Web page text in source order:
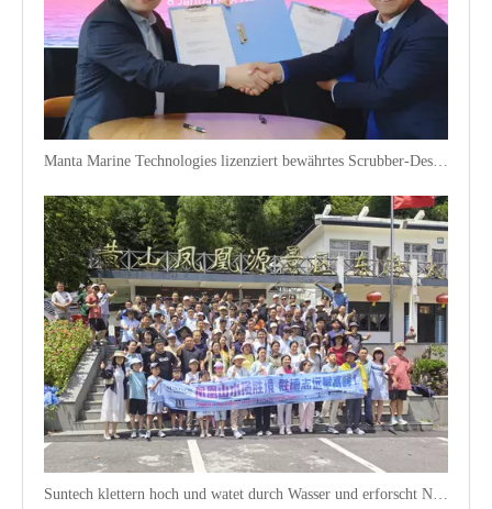
Manta Marine Technologies lizenziert bewährtes Scrubber-Design an Suntech Equipment